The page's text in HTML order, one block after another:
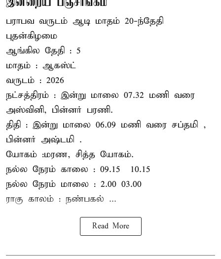
பராபவ வருடம் ஆடி மாதம் 20-ந்தேதி
புதன்கிழமை
ஆங்கில தேதி : 5
மாதம் : ஆகஸ்ட்
வருடம் : 2026
நட்சத்திரம் : இன்று மாலை 07.32 மணி வரை
அஸ்வினி, பின்னர் பரணி.
திதி : இன்று மாலை 06.09 மணி வரை சப்தமி ,
பின்னர் அஷ்டமி .
யோகம் :மரண, சித்த யோகம்.
நல்ல நேரம் காலை : 09.15 – 10.15
நல்ல நேரம் மாலை : 2.00– 03.00
ராகு காலம் : நண்பகல் ...
Read More